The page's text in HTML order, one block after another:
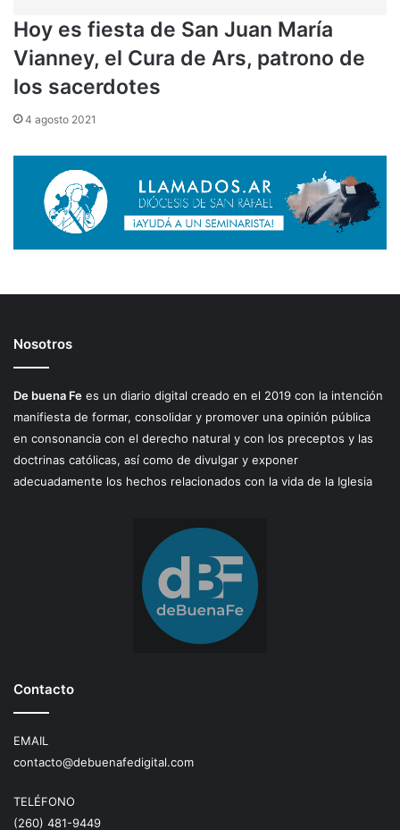
Hoy es fiesta de San Juan María
Vianney, el Cura de Ars, patrono de
los sacerdotes
4 agosto 2021
Nosotros
De buena Fe es un diario digital creado en el 2019 con la intención
manifiesta de formar, consolidar y promover una opinión pública
en consonancia con el derecho natural y con los preceptos y las
doctrinas católicas, así como de divulgar y exponer
adecuadamente los hechos relacionados con la vida de la Iglesia
Contacto
EMAIL
contacto@debuenafedigital.com
TELÉFONO
(260) 481-9449